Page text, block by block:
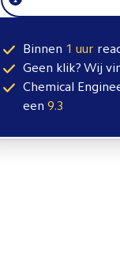
Binnen 1 uur
Geen klik? Wij
Chemical
een 9.3